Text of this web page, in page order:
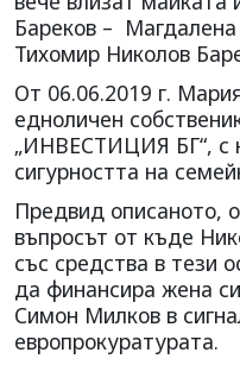
Бареков –
Тихомир Николов
От 06.06.2019 г.
едноличен
„ИНВЕСТИЦИЯ БГ“, с
сигурността на
Предвид описаното,
въпросът от къде
със средства в тези
да финансира жена
Симон Милков в
европрокуратурата.